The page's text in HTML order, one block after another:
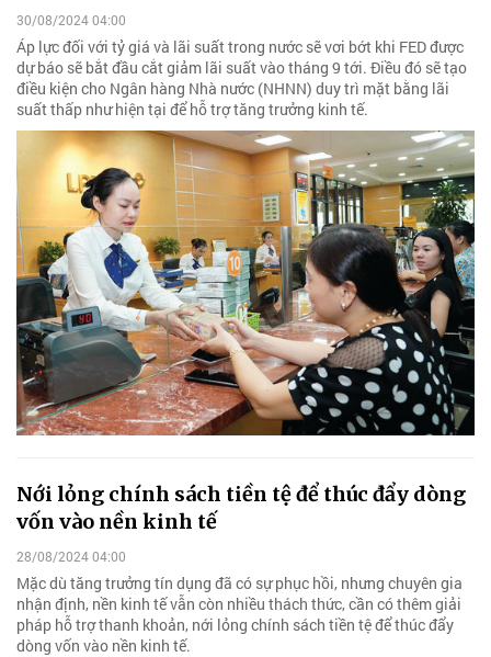
30/08/2024 04:00
Áp lực đối với tỷ giá và lãi suất trong nước sẽ vơi bớt khi FED được
dự báo sẽ bắt đầu cắt giảm lãi suất vào tháng 9 tới. Điều đó sẽ tạo
điều kiện cho Ngân hàng Nhà nước (NHNN) duy trì mặt bằng lãi
suất thấp như hiện tại để hỗ trợ tăng trưởng kinh tế.
Nới lỏng chính sách tiền tệ để thúc đẩy dòng
vốn vào nền kinh tế
28/08/2024 04:00
Mặc dù tăng trưởng tín dụng đã có sự phục hồi, nhưng chuyên gia
nhận định, nền kinh tế vẫn còn nhiều thách thức, cần có thêm giải
pháp hỗ trợ thanh khoản, nới lỏng chính sách tiền tệ để thúc đẩy
dòng vốn vào nền kinh tế.